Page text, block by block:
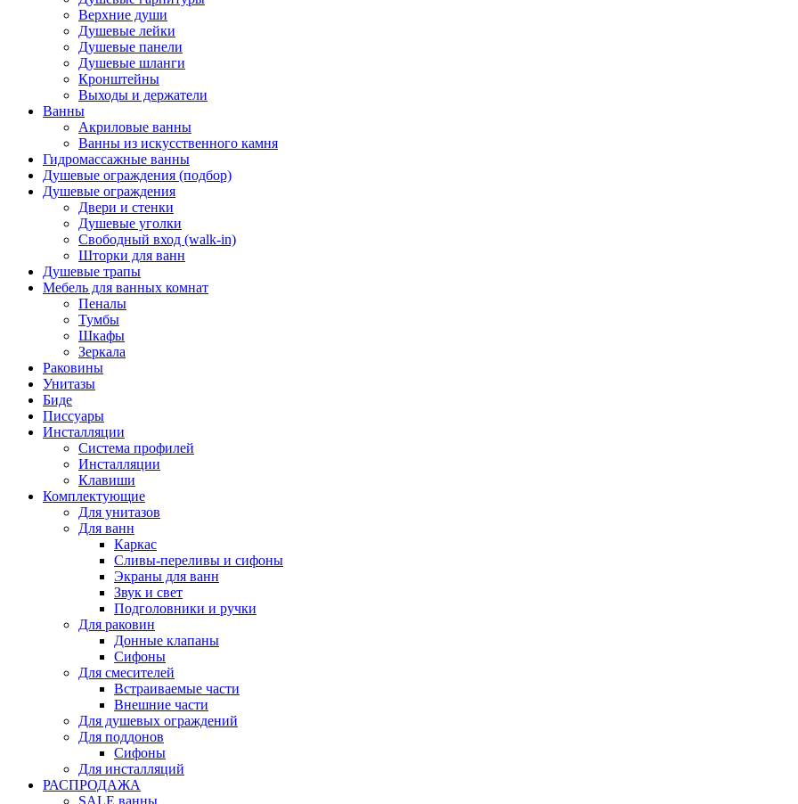
Верхние души
Душевые лейки
Душевые панели
Душевые шланги
Кронштейны
Выходы и держатели
Ванны
Акриловые ванны
Ванны из искусственного камня
Гидромассажные ванны
Душевые ограждения (подбор)
Душевые ограждения
Двери и стенки
Душевые уголки
Свободный вход (walk-in)
Шторки для ванн
Душевые трапы
Мебель для ванных комнат
Пеналы
Тумбы
Шкафы
Зеркала
Раковины
Унитазы
Биде
Писсуары
Инсталляции
Система профилей
Инсталляции
Клавиши
Комплектующие
Для унитазов
Для ванн
Каркас
Сливы-переливы и сифоны
Экраны для ванн
Звук и свет
Подголовники и ручки
Для раковин
Донные клапаны
Сифоны
Для смесителей
Встраиваемые части
Внешние части
Для душевых ограждений
Для поддонов
Сифоны
Для инсталляций
РАСПРОДАЖА
SALE ванны